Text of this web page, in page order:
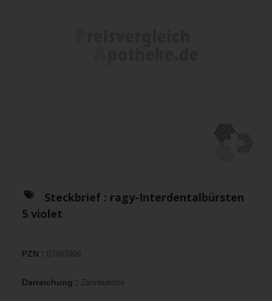
Steckbrief : ragy-Interdentalbürsten
5 violet
PZN : 07497009
Darreichung : Zahnbuerste